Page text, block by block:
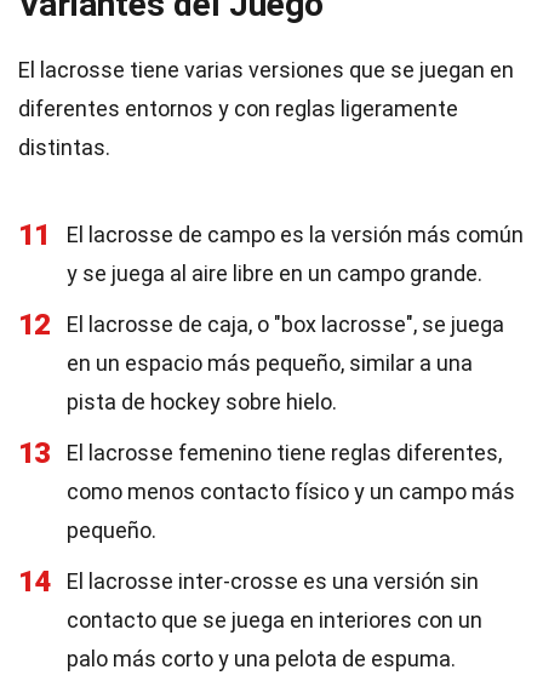
El lacrosse tiene varias versiones que se juegan en
diferentes entornos y con reglas ligeramente
distintas.
11
El lacrosse de campo es la versión más común
y se juega al aire libre en un campo grande.
12
El lacrosse de caja, o "box lacrosse", se juega
en un espacio más pequeño, similar a una
pista de hockey sobre hielo.
13
El lacrosse femenino tiene reglas diferentes,
como menos contacto físico y un campo más
pequeño.
14
El lacrosse inter-crosse es una versión sin
contacto que se juega en interiores con un
palo más corto y una pelota de espuma.